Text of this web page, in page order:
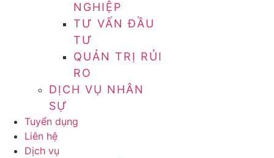
NGHIỆP
TƯ VẤN ĐẦU
TƯ
QUẢN TRỊ RỦI
RO
DỊCH VỤ NHÂN
SỰ
Tuyển dụng
Liên hệ
Dịch vụ